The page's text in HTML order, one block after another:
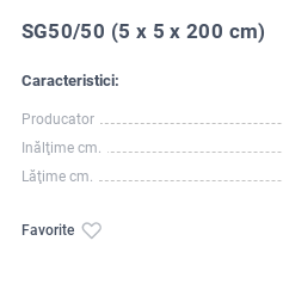
SG50/50 (5 x 5 x 200 cm)
Caracteristici:
Producator
Inălţime cm.
Lăţime cm.
Favorite